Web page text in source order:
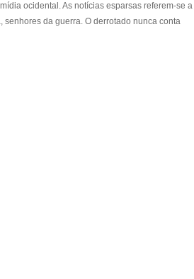
ocidental. As notícias esparsas referem-se a
da guerra. O derrotado nunca conta